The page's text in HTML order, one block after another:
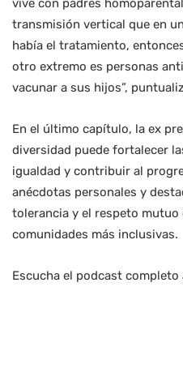
vive con padres
transmisión vertical que en
había el tratamiento,
otro extremo es personas
vacunar a sus hijos”,
En el último capítulo, la ex
diversidad puede fortalecer
igualdad y contribuir al
anécdotas personales y
tolerancia y el respeto
comunidades más inclusivas.
Escucha el podcast completo